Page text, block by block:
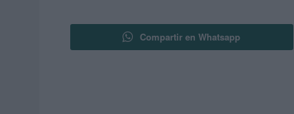
Compartir en Whatsapp